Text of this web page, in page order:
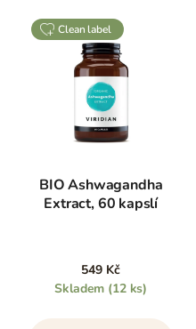
clean label
BIO Ashwagandha
Extract, 60 kapslí
549 Kč
Skladem (12 ks)